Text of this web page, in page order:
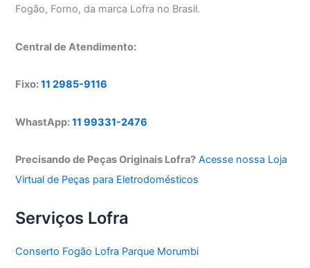
Fogão, Forno, da marca Lofra no Brasil.
Central de Atendimento:
Fixo:11 2985-9116
WhastApp:11 99331-2476
Precisando de Peças Originais Lofra? Acesse nossa Loja
Virtual de Peças para Eletrodomésticos
Serviços Lofra
Conserto Fogão Lofra Parque Morumbi